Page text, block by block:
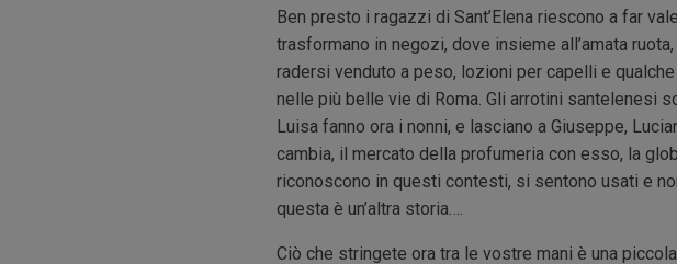
Ben presto i ragazzi di Sant’Elena riescono a far
trasformano in negozi, dove insieme all’amata
radersi venduto a peso, lozioni per capelli e
nelle più belle vie di Roma. Gli arrotini santelenesi
Luisa fanno ora i nonni, e lasciano a Giuseppe,
cambia, il mercato della profumeria con esso, la
riconoscono in questi contesti, si sentono usati e
questa è un’altra storia….
Ciò che stringete ora tra le vostre mani è una